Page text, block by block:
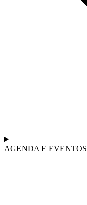
AGENDA E EVENTOS